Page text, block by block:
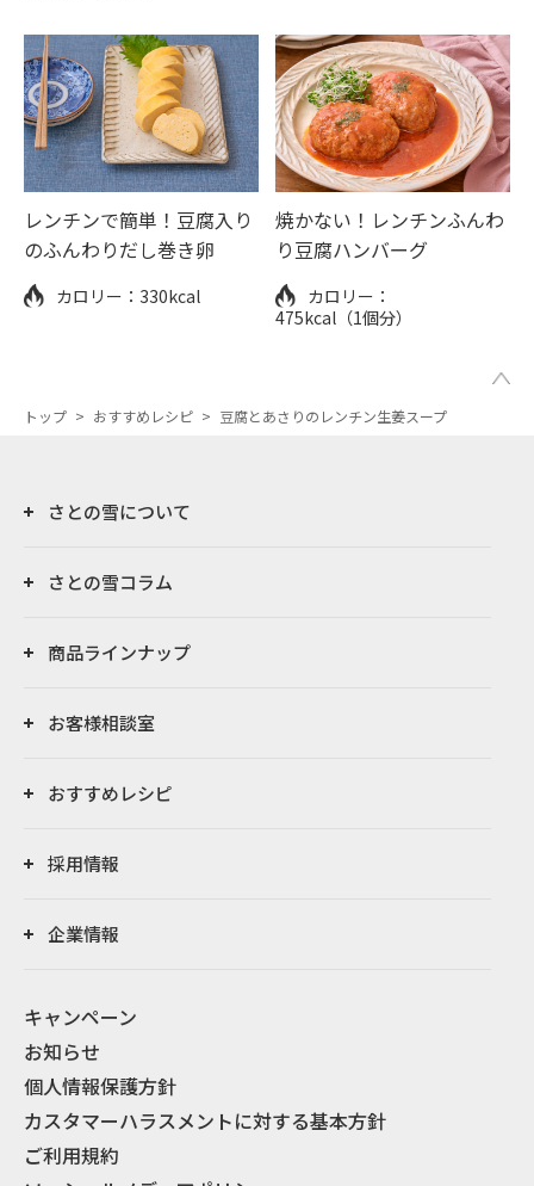
レンチンで簡単！豆腐入り
のふんわりだし巻き卵
カロリー： 330kcal
焼かない！レンチンふんわ
り豆腐ハンバーグ
カロリー：
475kcal（1個分）
トップ > おすすめレシピ > 豆腐とあさりのレンチン生姜スープ
さとの雪について
さとの雪コラム
商品ラインナップ
お客様相談室
おすすめレシピ
採用情報
企業情報
キャンペーン
お知らせ
個人情報保護方針
カスタマーハラスメントに対する基本方針
ご利用規約